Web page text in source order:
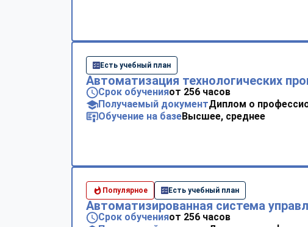
Есть учебный план
Автоматизация технологических
Срок обученияот 256 часов
Получаемый документДиплом о
Обучение на базеВысшее, среднее
Популярное Есть учебный план
Автоматизированная система
Срок обученияот 256 часов